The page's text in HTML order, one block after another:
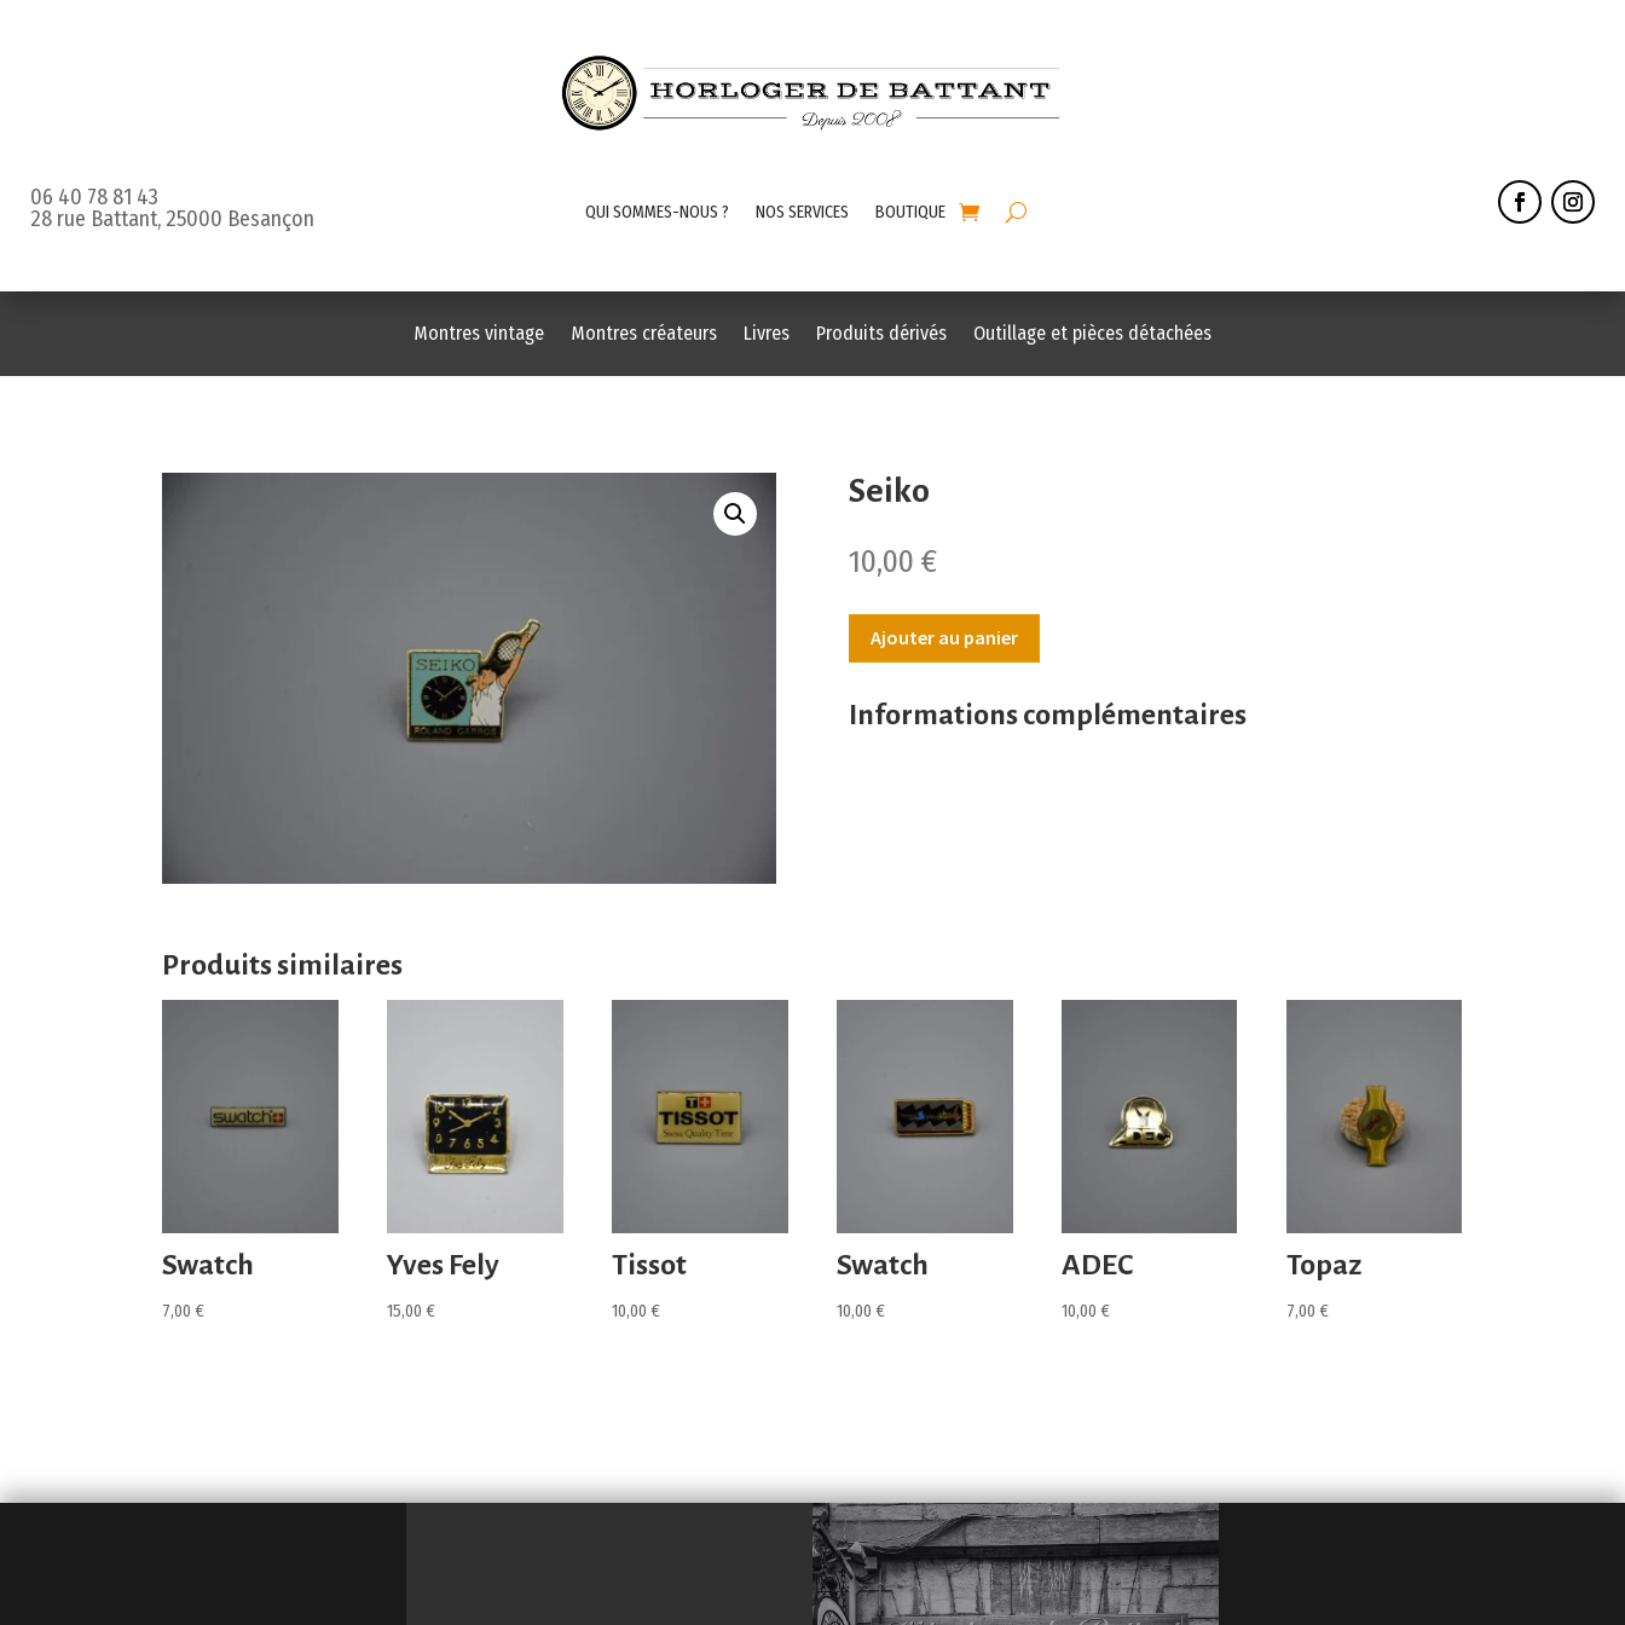
06 40 78 81 43
28 rue Battant, 25000 Besançon
QUI SOMMES-NOUS ? NOS SERVICES BOUTIQUE
Montres vintage Montres créateurs Livres Produits dérivés Outillage et pièces détachées
Seiko
10,00 €
Ajouter au panier
Informations complémentaires
Produits similaires
Swatch
7,00€
Yves Fely
15,00€
Tissot
10,00€
Swatch
10,00€
ADEC
10,00€
Topaz
7,00€